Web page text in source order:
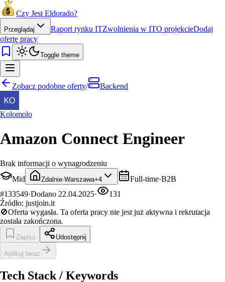
Czy Jest Eldorado?
Przeglądaj Raport rynku ITZwolnienia w ITO projekcieDodaj
ofertę pracy
Toggle theme
Zobacz podobne oferty/ Backend
Kolomolo
Amazon Connect Engineer
Brak informacji o wynagrodzeniu
Mid
Zdalnie·Warszawa+4 Full-time·B2B
#133549·Dodano 22.04.2025·
131
Źródło: justjoin.it
🚫Oferta wygasła. Ta oferta pracy nie jest już aktywna i rekrutacja
została zakończona.
Zapisz Udostępnij
Aplikuj teraz
Tech Stack / Keywords